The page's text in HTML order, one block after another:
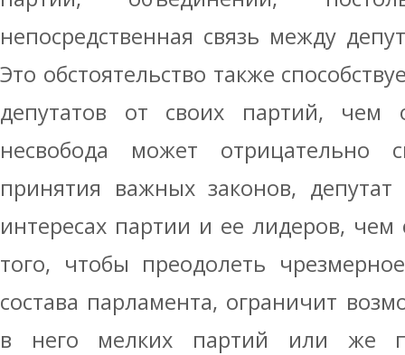
непосредственная связь между
Это обстоятельство также
депутатов от своих партий, чем
несвобода может отрицательно
принятия важных законов,
интересах партии и ее лидеров, чем
того, чтобы преодолеть
состава парламента, ограничит
в него мелких партий или же